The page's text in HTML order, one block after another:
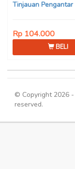
Tinjauan Pengantar
Rp 104.000
BELI
© Copyright 2026
reserved.